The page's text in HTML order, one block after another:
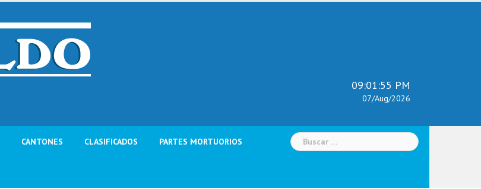
09:01:56 PM
07/Aug/2026
CANTONES CLASIFICADOS PARTES MORTUORIOS Buscar: